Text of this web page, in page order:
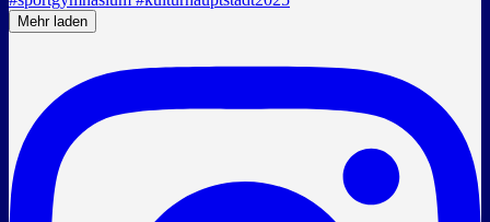
Mehr laden